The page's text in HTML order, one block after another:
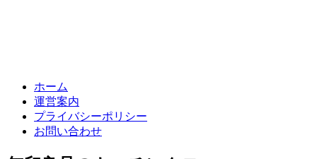
ホーム
運営案内
プライバシーポリシー
お問い合わせ